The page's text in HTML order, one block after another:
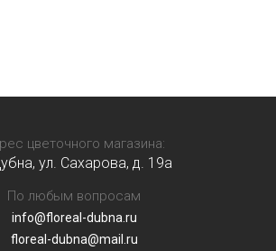
цветочного магазина:
ул. Сахарова, д. 19a
По любым вопросам
info@floreal-dubna.ru
floreal-dubna@mail.ru